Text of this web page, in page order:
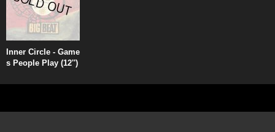
Inner Circle - Game
s People Play (12'')